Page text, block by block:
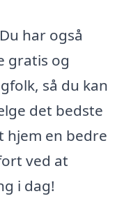
har også
gratis og
så du kan
det bedste
hjem en bedre
ved at
i dag!